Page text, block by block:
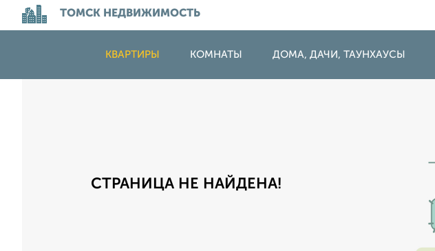
ТОМСК НЕДВИЖИМОСТЬ
КВАРТИРЫ КОМНАТЫ ДОМА, ДАЧИ, ТАУНХАУСЫ
СТРАНИЦА НЕ НАЙДЕНА!